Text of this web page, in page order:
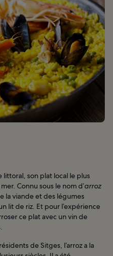
littoral, son plat local le plus
Connu sous le nom d’arroz
la viande et des légumes
lit de riz. Et pour l’expérience
ce plat avec un vin de
de Sitges, l’arroz a la